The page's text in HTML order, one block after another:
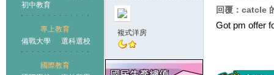
初中教育
專上教育
備戰大學
選科選校
國際教育
複式洋房
回覆：catcle
Got pm offer